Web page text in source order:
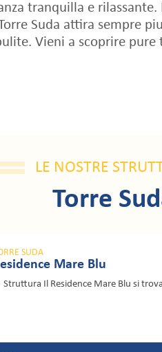
tranquilla e rilassante.
Suda attira sempre
Vieni a scoprire pure
LE NOSTRE
Torre
SUDA
Mare Blu
Il Residence Mare Blu si